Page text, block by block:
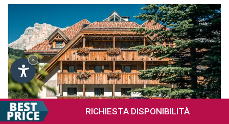
RICHIESTA DISPONIBILITÀ
×